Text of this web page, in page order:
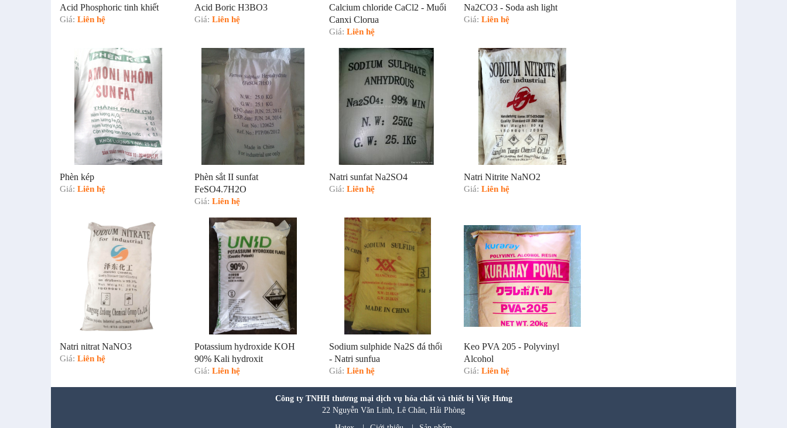
Acid Phosphoric tinh khiết
Giá: Liên hệ
Acid Boric H3BO3
Giá: Liên hệ
Calcium chloride CaCl2 - Muối
Canxi Clorua
Giá: Liên hệ
Na2CO3 - Soda ash light
Giá: Liên hệ
Phèn kép
Giá: Liên hệ
Phèn sắt II sunfat
FeSO4.7H2O
Giá: Liên hệ
Natri sunfat Na2SO4
Giá: Liên hệ
Natri Nitrite NaNO2
Giá: Liên hệ
Natri nitrat NaNO3
Giá: Liên hệ
Potassium hydroxide KOH
90% Kali hydroxit
Giá: Liên hệ
Sodium sulphide Na2S đá thối
- Natri sunfua
Giá: Liên hệ
Keo PVA 205 - Polyvinyl
Alcohol
Giá: Liên hệ
Công ty TNHH thương mại dịch vụ hóa chất và thiết bị Việt Hưng
22 Nguyễn Văn Linh, Lê Chân, Hải Phòng